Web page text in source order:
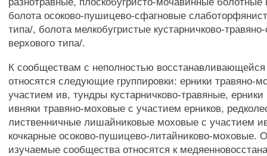
болота осоково-пушицево-сфагновые
типа/, болота мелкобугристые кустарничково-
верхового типа/.
К сообществам с неполностью восстанавливающейся
относятся следующие группировки: ерники травяно-
участием ив, тундры кустарничково-травяные,
ивняки травяно-моховые с участием ерников,
лиственничные лишайниковые моховые с участием
кочкарные осоково-пушицево-литайниково-моховые.
изучаемые сообщества относятся к